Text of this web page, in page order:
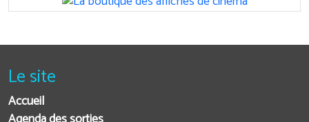
Le site
Accueil